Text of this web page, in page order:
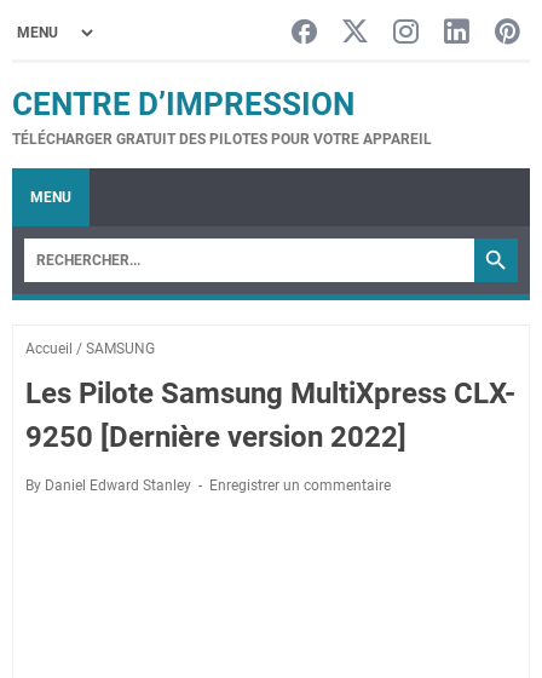
CENTRE D’IMPRESSION
TÉLÉCHARGER GRATUIT DES PILOTES POUR VOTRE APPAREIL
MENU
Accueil / SAMSUNG
Les Pilote Samsung MultiXpress CLX-
9250 [Dernière version 2022]
By Daniel Edward Stanley Enregistrer un commentaire